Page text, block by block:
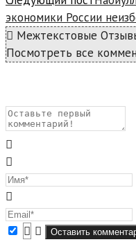
экономики России
Межтекстовые
Посмотреть все